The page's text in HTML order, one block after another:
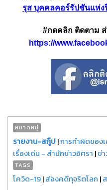
รุส บุคคลคอร์รัปชันแห่ง
#กดคลิก ติดตาม
https://
หมวดหมู่
รายงาน-สกู๊ป|การทำผิดของ
เรื่องเด่น - สำนักข่าวอิศรา |ข่
TAGS
โควิด-19|ส่องคดีทุจริตโลก |